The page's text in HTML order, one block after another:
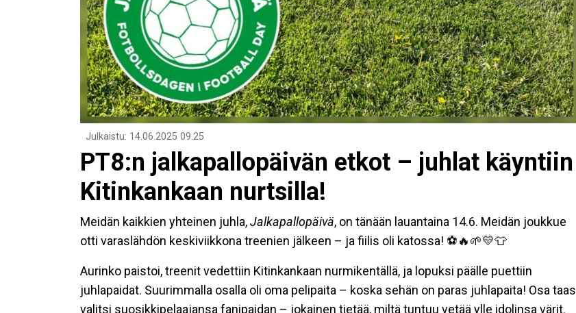
Julkaistu: 14.06.2025 09.25
PT8:n jalkapallopäivän etkot – juhlat käyntiin
Kitinkankaan nurtsilla!
Meidän kaikkien yhteinen juhla,Jalkapallopäivä, on tänään lauantaina 14.6. Meidän joukkue
otti varaslähdön keskiviikkona treenien jälkeen – ja fiilis oli katossa! ⚽️🔥🌱💛👕
Aurinko paistoi, treenit vedettiin Kitinkankaan nurmikentällä, ja lopuksi päälle puettiin
juhlapaidat. Suurimmalla osalla oli oma pelipaita – koska sehän on paras juhlapaita! Osa taas
valitsi suosikkipelaajansa fanipaidan – jokainen tietää, miltä tuntuu vetää ylle idolinsa värit.